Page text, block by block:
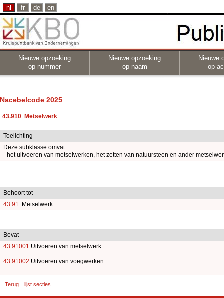
nl fr de en
Nieuwe opzoeking
op nummer
Nieuwe opzoeking
op naam
Nieuwe
op
Nacebelcode 2025
43.910 Metselwerk
Toelichting
Deze subklasse omvat:
- het uitvoeren van metselwerken, het zetten van natuursteen en ander
Behoort tot
43.91 Metselwerk
Bevat
43.91001 Uitvoeren van metselwerk
43.91002 Uitvoeren van voegwerken
Terug lijst secties